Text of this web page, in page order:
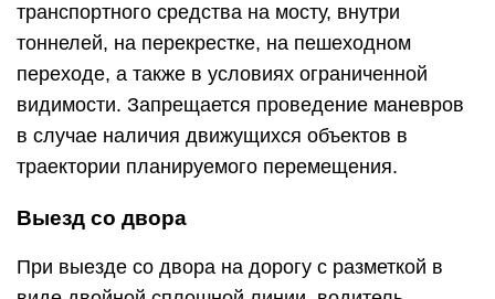
транспортного средства на мосту, внутри
тоннелей, на перекрестке, на пешеходном
переходе, а также в условиях ограниченной
видимости. Запрещается проведение маневров
в случае наличия движущихся объектов в
траектории планируемого перемещения.
Выезд со двора
При выезде со двора на дорогу с разметкой в